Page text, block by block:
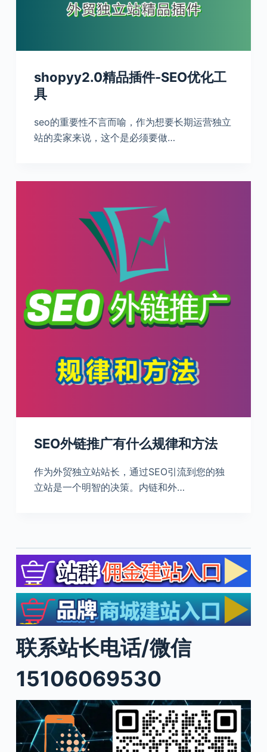
shopyy2.0精品插件-SEO优化工
具
seo的重要性不言而喻，作为想要长期运营独立
站的卖家来说，这个是必须要做…
SEO外链推广有什么规律和方法
作为外贸独立站站长，通过SEO引流到您的独
立站是一个明智的决策。内链和外…
联系站长电话/微信
15106069530